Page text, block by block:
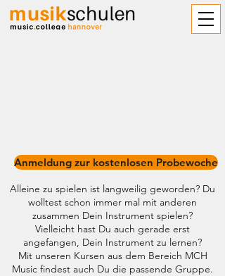
Anmeldung zur kostenlosen Probewoche
Alleine zu spielen ist langweilig geworden? Du
wolltest schon immer mal mit anderen
zusammen Dein Instrument spielen?
Vielleicht hast Du auch gerade erst
angefangen, Dein Instrument zu lernen?
Mit unseren Kursen aus dem Bereich MCH
Music findest auch Du die passende Gruppe.